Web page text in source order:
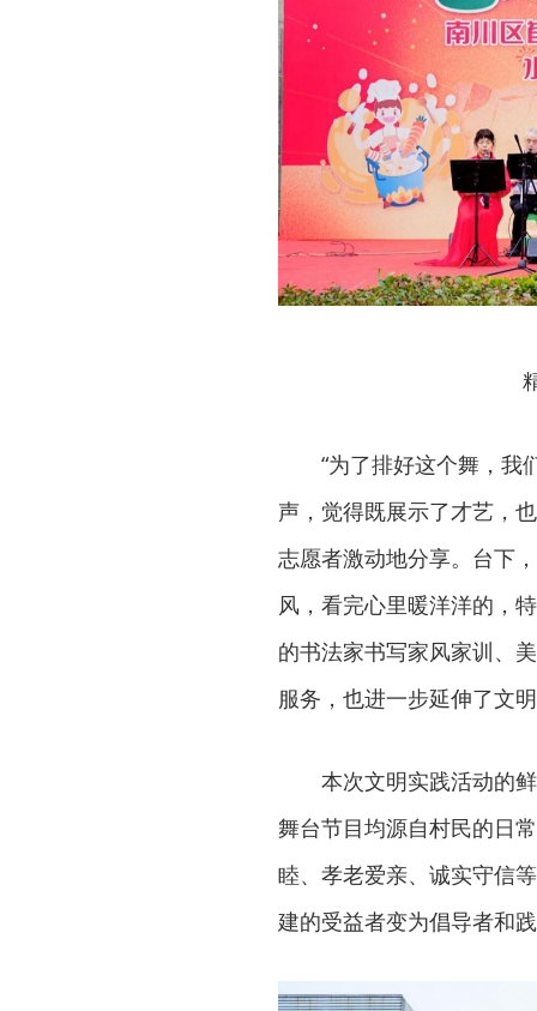
“为了排好这个舞，我
声，觉得既展示了才艺，
志愿者激动地分享。台下
风，看完心里暖洋洋的，
的书法家书写家风家训、
服务，也进一步延伸了文
本次文明实践活动的
舞台节目均源自村民的日
睦、孝老爱亲、诚实守信
建的受益者变为倡导者和